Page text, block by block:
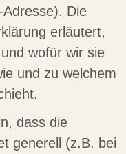
Die
erläutert,
wofür wir sie
und zu welchem
dass die
generell (z.B. bei